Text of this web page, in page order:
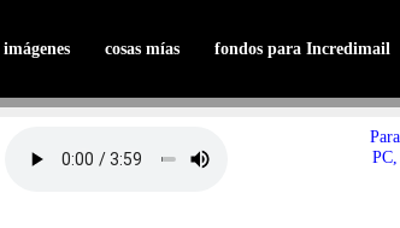
imágenes cosas mías fondos para Incredimail